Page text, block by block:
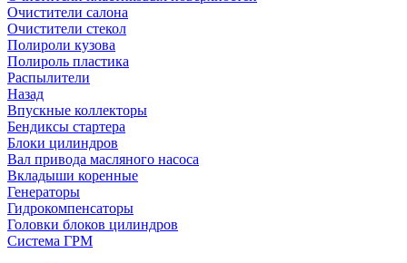
Очистители салона
Очистители стекол
Полироли кузова
Полироль пластика
Распылители
Назад
Впускные коллекторы
Бендиксы стартера
Блоки цилиндров
Вал привода масляного насоса
Вкладыши коренные
Генераторы
Гидрокомпенсаторы
Головки блоков цилиндров
Система ГРМ